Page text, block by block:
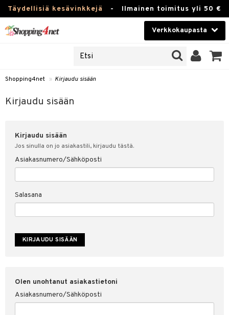
Täydellisiä kesävinkkejä - Ilmainen toimitus yli 50 €
Verkkokaupasta
Piilolinssit
Luontaistuotteet
Fitness
Koti & Sisustus
Lelut, Lapsi & Vauva
Tuotemerkkejä
Shopping4net » Kirjaudu sisään
Kirjaudu sisään
Kirjaudu sisään
Jos sinulla on jo asiakastili, kirjaudu tästä.
Asiakasnumero/Sähköposti
Salasana
Olen unohtanut asiakastietoni
Asiakasnumero/Sähköposti
sisään
& vastauksia
myyntiehdot
suojaus